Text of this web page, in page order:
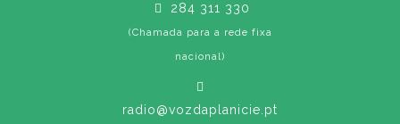
284 311 330
(Chamada para a rede fixa
nacional)
radio@vozdaplanicie.pt